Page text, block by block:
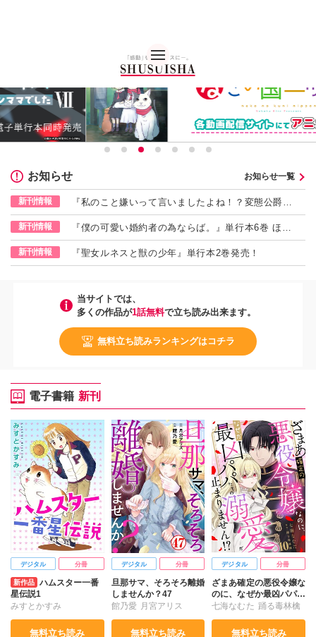
お知らせ お知らせ一覧
新刊情報
『私のこと嫌いって言いましたよね！？変態公爵に
よる困った溺愛結婚生活』単行本9巻 ほか発売！
新刊情報
『僕の可愛い婚約者の為ならば。』単行本6巻 ほか
発売！
新刊情報 『聖女ルネスと獣の少年』単行本2巻発売！
当サイトでは、
多くの作品が1話無料で⽴ち読み出来ます。
無料立ち読みランキングはコチラ
電子書籍 新刊
デジタル 分冊
新作品
ハムスター一番
星伝説1
みすとかすみ
無料立ち読み
デジタル 分冊
旦那サマ、そろそろ離婚
しませんか？47
館乃愛 月宮アリス
無料立ち読み
デジタル 分冊
ざまあ確定の悪役令嬢な
のに、なぜか最凶パパた
ちの溺愛が止まりませ
七海なむた 踊る毒林檎
無料立ち読み